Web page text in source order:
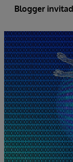
Blogger